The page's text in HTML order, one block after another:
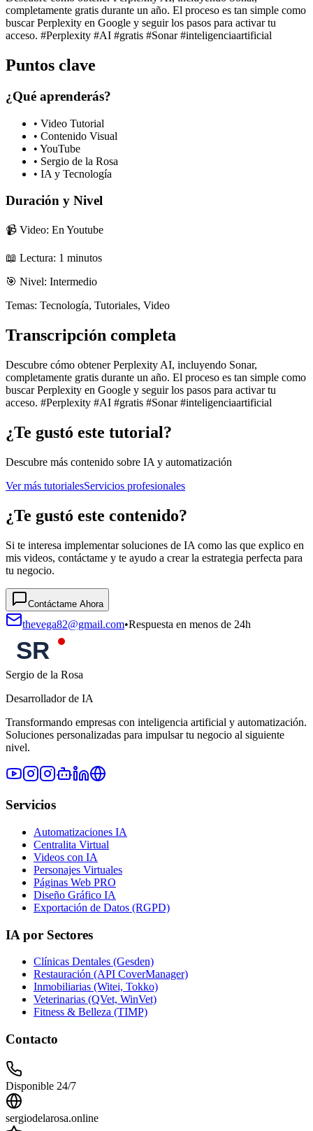
completamente gratis durante un año. El proceso es tan simple como
buscar Perplexity en Google y seguir los pasos para activar tu
acceso. #Perplexity #AI #gratis #Sonar #inteligenciaartificial
Puntos clave
¿Qué aprenderás?
• Video Tutorial
• Contenido Visual
• YouTube
• Sergio de la Rosa
• IA y Tecnología
Duración y Nivel
📹 Video: En Youtube
📖 Lectura: 1 minutos
🎯 Nivel: Intermedio
Temas: Tecnología, Tutoriales, Video
Transcripción completa
Descubre cómo obtener Perplexity AI, incluyendo Sonar,
completamente gratis durante un año. El proceso es tan simple como
buscar Perplexity en Google y seguir los pasos para activar tu
acceso. #Perplexity #AI #gratis #Sonar #inteligenciaartificial
¿Te gustó este tutorial?
Descubre más contenido sobre IA y automatización
Ver más tutorialesServicios profesionales
¿Te gustó este contenido?
Si te interesa implementar soluciones de IA como las que explico en
mis videos, contáctame y te ayudo a crear la estrategia perfecta para
tu negocio.
Contáctame Ahora
thevega82@gmail.com•Respuesta en menos de 24h
Sergio de la Rosa
Desarrollador de IA
Transformando empresas con inteligencia artificial y automatización.
Soluciones personalizadas para impulsar tu negocio al siguiente
nivel.
Servicios
Automatizaciones IA
Centralita Virtual
Videos con IA
Personajes Virtuales
Páginas Web PRO
Diseño Gráfico IA
Exportación de Datos (RGPD)
IA por Sectores
Clínicas Dentales (Gesden)
Restauración (API CoverManager)
Inmobiliarias (Witei, Tokko)
Veterinarias (QVet, WinVet)
Fitness & Belleza (TIMP)
Contacto
Disponible 24/7
sergiodelarosa.online